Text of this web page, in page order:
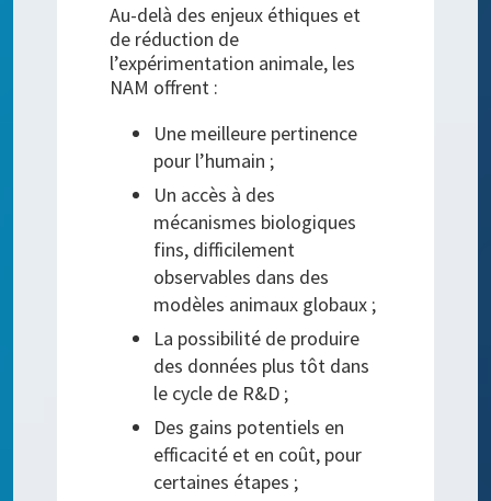
Au-delà des enjeux éthiques et
de réduction de
l’expérimentation animale, les
NAM offrent :
Une meilleure pertinence
pour l’humain ;
Un accès à des
mécanismes biologiques
fins, difficilement
observables dans des
modèles animaux globaux ;
La possibilité de produire
des données plus tôt dans
le cycle de R&D ;
Des gains potentiels en
efficacité et en coût, pour
certaines étapes ;